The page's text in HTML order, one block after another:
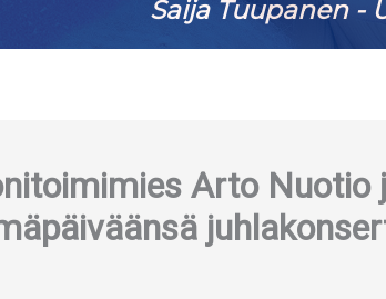
Saija Tuupanen -
Arto Nuotio